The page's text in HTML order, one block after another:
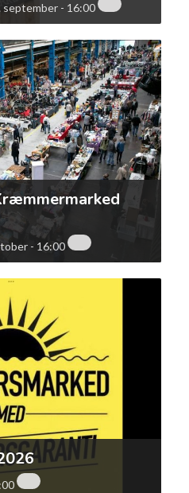
september - 16:00
- 16:00